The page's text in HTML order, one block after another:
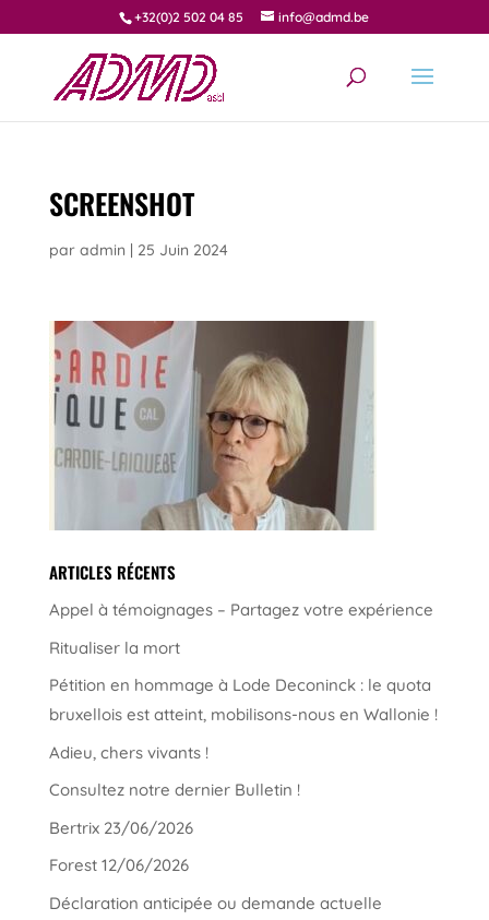
+32(0)2 502 04 85 info@admd.be
SCREENSHOT
par admin | 25 Juin 2024
ARTICLES RÉCENTS
Appel à témoignages – Partagez votre expérience
Ritualiser la mort
Pétition en hommage à Lode Deconinck : le quota
bruxellois est atteint, mobilisons-nous en Wallonie !
Adieu, chers vivants !
Consultez notre dernier Bulletin !
Bertrix 23/06/2026
Forest 12/06/2026
Déclaration anticipée ou demande actuelle